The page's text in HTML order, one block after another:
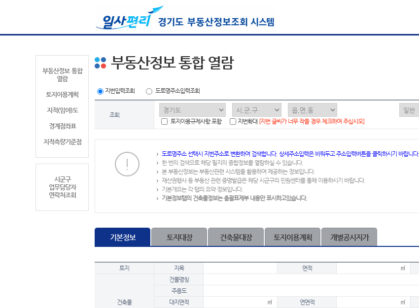
부동산정보 통합
열람
토지이용계획
지적(임야)도
경계점좌표
지적측량기준점
시군구
업무담당자
연락처조회
부동산정보 통합 열람
지번입력조회 도로명주소입력조회
조회
토지이용규제사항 포함
지번확대 [지번 글씨가 너무 작을 경우 체크하여 주십시오]
도로명주소 선택시 지번주소로 변환하여 검색합니다. 상세주소입력은 비워두고 주소입력버튼을 클릭하시기 바랍니다.
한 번의 검색으로 해당 필지의 종합정보를 열람하실 수 있습니다.
본 부동산정보는 부동산관련 시스템을 활용하여 제공하는 정보입니다.
재산권행사 등 부동산 관련 증명발급은 해당 시군구의 민원센터를 통해 이용하시기 바랍니다.
기본개요는 각 탭의 요약 정보입니다.
기본정보탭의 건축물정보는 총괄표제부 내용만 표시하고있습니다.
기본정보 토지대장 건축물대장 토지이용계획 개별공시지가
토지 지목 면적 ㎡
건축물
건물명칭
주용도
대지면적
㎡ 연면적 ㎡